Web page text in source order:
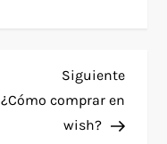
Siguiente
¿Cómo comprar en
wish?